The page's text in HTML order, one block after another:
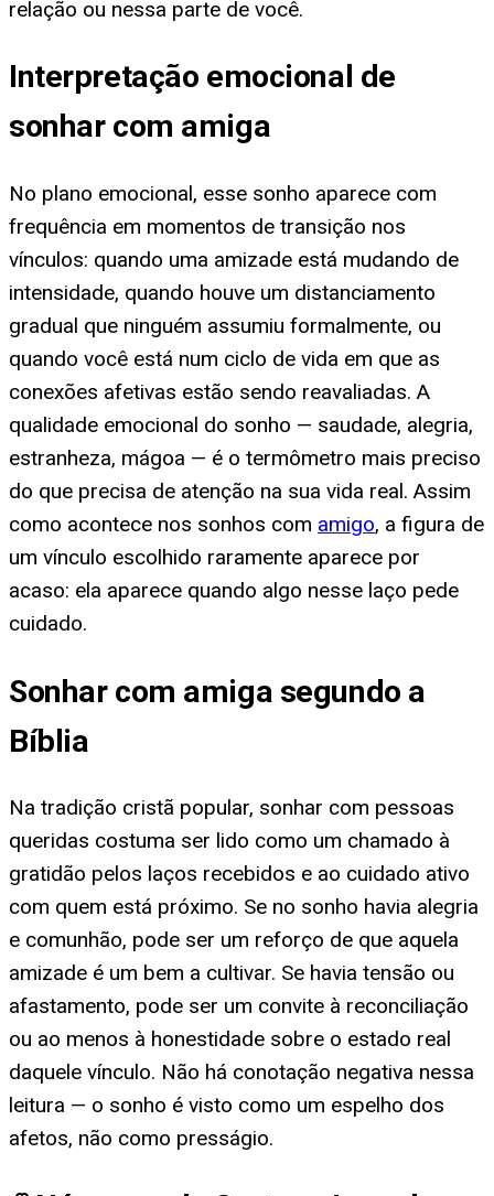
relação ou nessa parte de você.
Interpretação emocional de
sonhar com amiga
No plano emocional, esse sonho aparece com
frequência em momentos de transição nos
vínculos: quando uma amizade está mudando de
intensidade, quando houve um distanciamento
gradual que ninguém assumiu formalmente, ou
quando você está num ciclo de vida em que as
conexões afetivas estão sendo reavaliadas. A
qualidade emocional do sonho — saudade, alegria,
estranheza, mágoa — é o termômetro mais preciso
do que precisa de atenção na sua vida real. Assim
como acontece nos sonhos com amigo, a figura de
um vínculo escolhido raramente aparece por
acaso: ela aparece quando algo nesse laço pede
cuidado.
Sonhar com amiga segundo a
Bíblia
Na tradição cristã popular, sonhar com pessoas
queridas costuma ser lido como um chamado à
gratidão pelos laços recebidos e ao cuidado ativo
com quem está próximo. Se no sonho havia alegria
e comunhão, pode ser um reforço de que aquela
amizade é um bem a cultivar. Se havia tensão ou
afastamento, pode ser um convite à reconciliação
ou ao menos à honestidade sobre o estado real
daquele vínculo. Não há conotação negativa nessa
leitura — o sonho é visto como um espelho dos
afetos, não como presságio.